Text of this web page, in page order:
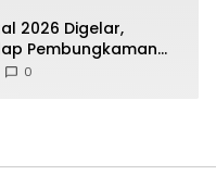
2026 Digelar,
Pembungkaman
0